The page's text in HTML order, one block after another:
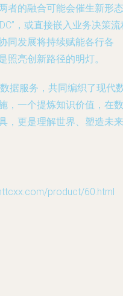
者的融合可能会催生新形态
，或直接嵌入业务决策流
同发展将持续赋能各行各
照亮创新路径的明灯。
据服务，共同编织了现代
，一个提炼知识价值，在数
，更是理解世界、塑造未来
product/60.html